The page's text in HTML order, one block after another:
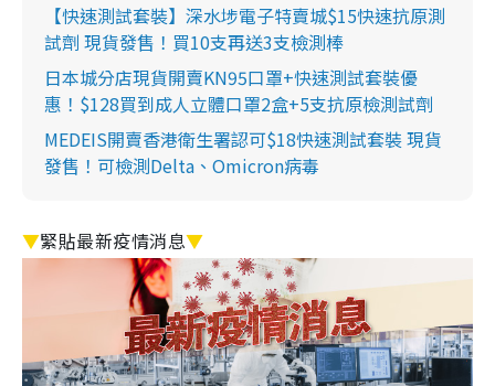
【快速測試套裝】深水埗電子特賣城$15快速抗原測
試劑 現貨發售！買10支再送3支檢測棒
日本城分店現貨開賣KN95口罩+快速測試套裝優
惠！$128買到成人立體口罩2盒+5支抗原檢測試劑
MEDEIS開賣香港衛生署認可$18快速測試套裝 現貨
發售！可檢測Delta、Omicron病毒
▼緊貼最新疫情消息▼